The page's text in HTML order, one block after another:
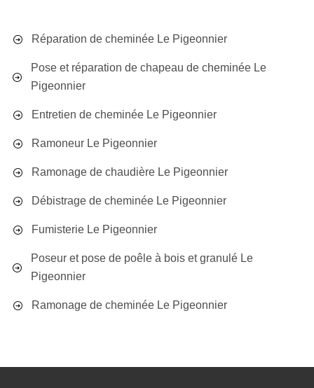
Réparation de cheminée Le Pigeonnier
Pose et réparation de chapeau de cheminée Le
Pigeonnier
Entretien de cheminée Le Pigeonnier
Ramoneur Le Pigeonnier
Ramonage de chaudière Le Pigeonnier
Débistrage de cheminée Le Pigeonnier
Fumisterie Le Pigeonnier
Poseur et pose de poêle à bois et granulé Le
Pigeonnier
Ramonage de cheminée Le Pigeonnier